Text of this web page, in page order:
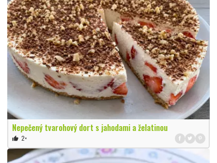
Nepečený tvarohový dort s jahodami a želatinou
thumb_up 2×